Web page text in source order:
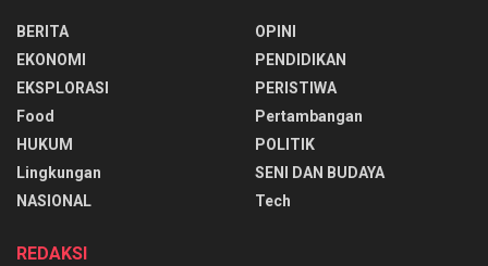
BERITA
EKONOMI
EKSPLORASI
Food
HUKUM
Lingkungan
NASIONAL
OPINI
PENDIDIKAN
PERISTIWA
Pertambangan
POLITIK
SENI DAN BUDAYA
Tech
REDAKSI